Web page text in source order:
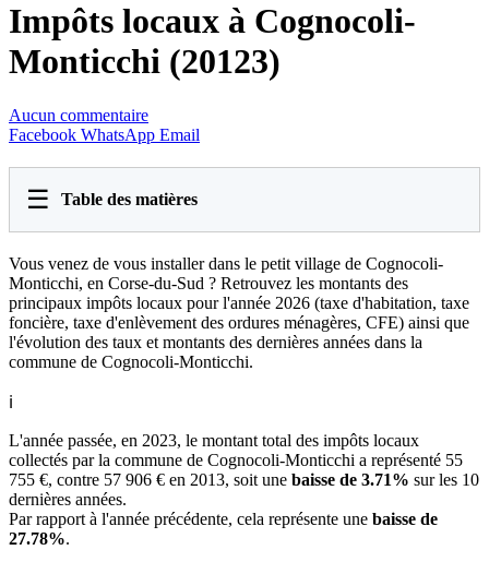
Impôts locaux à Cognocoli-
Monticchi (20123)
Aucun commentaire
Facebook WhatsApp Email
☰ Table des matières
Vous venez de vous installer dans le petit village de Cognocoli-
Monticchi, en Corse-du-Sud ? Retrouvez les montants des
principaux impôts locaux pour l'année 2026 (taxe d'habitation, taxe
foncière, taxe d'enlèvement des ordures ménagères, CFE) ainsi que
l'évolution des taux et montants des dernières années dans la
commune de Cognocoli-Monticchi.
ℹ
L'année passée, en 2023, le montant total des impôts locaux
collectés par la commune de Cognocoli-Monticchi a représenté 55
755 €, contre 57 906 € en 2013, soit une baisse de 3.71% sur les 10
dernières années.
Par rapport à l'année précédente, cela représente une baisse de
27.78%.